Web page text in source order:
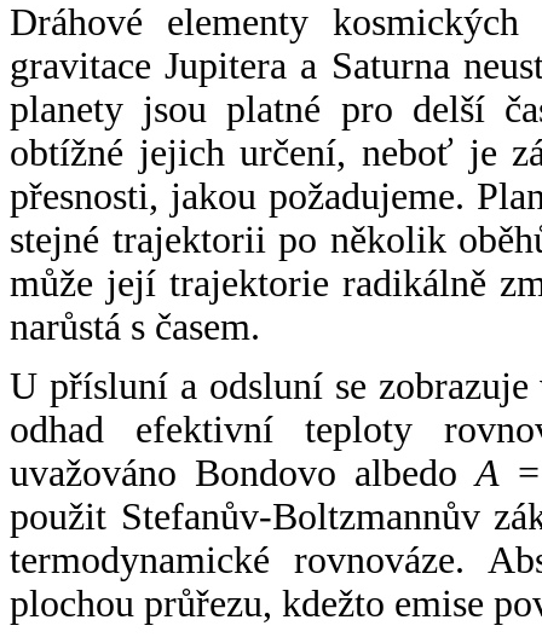
Dráhové elementy
gravitace Jupitera a Saturna
planety jsou platné pro delší
obtížné jejich určení, neboť je
přesnosti, jakou požadujeme.
stejné trajektorii po několik
může její trajektorie radikálně
narůstá s časem.
U přísluní a odsluní se
odhad efektivní teploty
uvažováno Bondovo albedoA
použit Stefanův-Boltzmannův
termodynamické rovnováze.
plochou průřezu, kdežto emise